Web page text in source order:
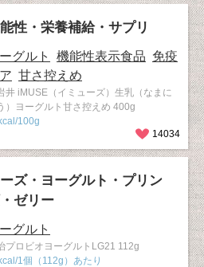
性・栄養補給・サプリ
グルト 機能性表示食品 免疫
甘さ控えめ
井 iMUSE（イミューズ）生乳（なまに
）ヨーグルト甘さ控えめ 400g
100g
14034
ズ・ヨーグルト・プリン
ゼリー
グルト
プロビオヨーグルトLG21 112g
1個（112g）あたり